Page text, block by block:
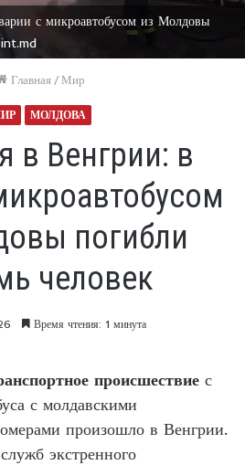
с микроавтобусом из Молдовы
Главная / Мир
МОЛДОВА
в Венгрии: в
погибли
человек
Время чтения: 1 минута
происшествие с
с молдавскими
произошло в Венгрии.
экстренного